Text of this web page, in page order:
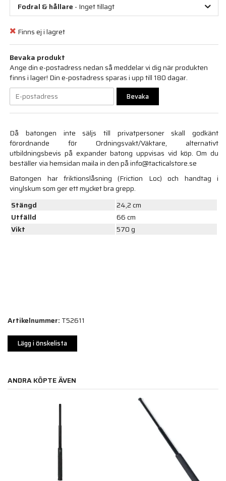
Fodral & hållare - Inget tillagt
Finns ej i lagret
Bevaka produkt
Ange din e-postadress nedan så meddelar vi dig när produkten
finns i lager! Din e-postadress sparas i upp till 180 dagar.
Bevaka
Då batongen inte säljs till privatpersoner skall godkänt
förordnande för Ordningsvakt/Väktare, alternativt
utbildningsbevis på expander batong uppvisas vid köp. Om du
beställer via hemsidan maila in den på info@tacticalstore.se
Batongen har friktionslåsning (Friction Loc) och handtag i
vinylskum som ger ett mycket bra grepp.
Stängd
24,2 cm
Utfälld
66 cm
Vikt
570 g
Artikelnummer: T52611
Lägg i önskelista
ANDRA KÖPTE ÄVEN